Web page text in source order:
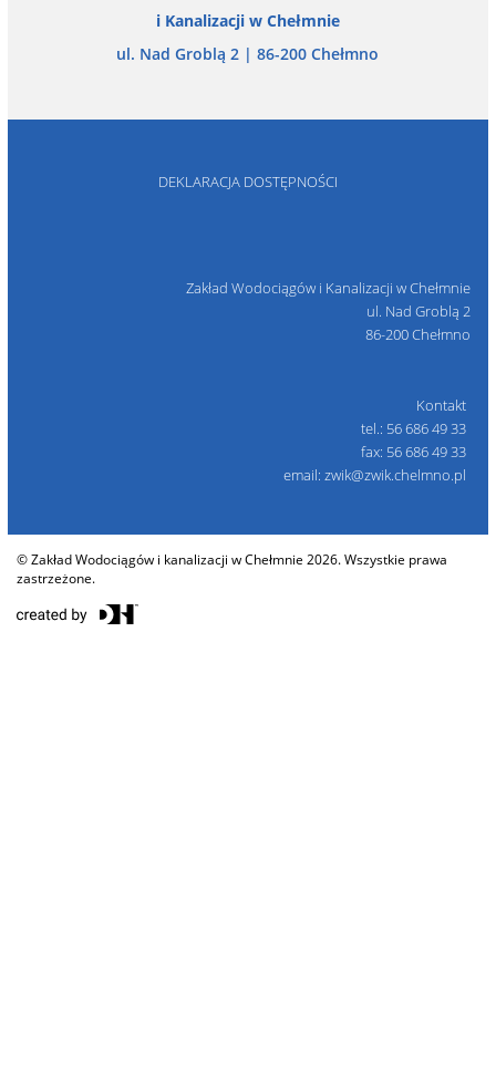
i Kanalizacji w Chełmnie
ul. Nad Groblą 2 | 86-200 Chełmno
DEKLARACJA DOSTĘPNOŚCI
Zakład Wodociągów i Kanalizacji w Chełmnie
ul. Nad Groblą 2
86-200 Chełmno
Kontakt
tel.: 56 686 49 33
fax: 56 686 49 33
email: zwik@zwik.chelmno.pl
© Zakład Wodociągów i kanalizacji w Chełmnie 2026. Wszystkie prawa
zastrzeżone.